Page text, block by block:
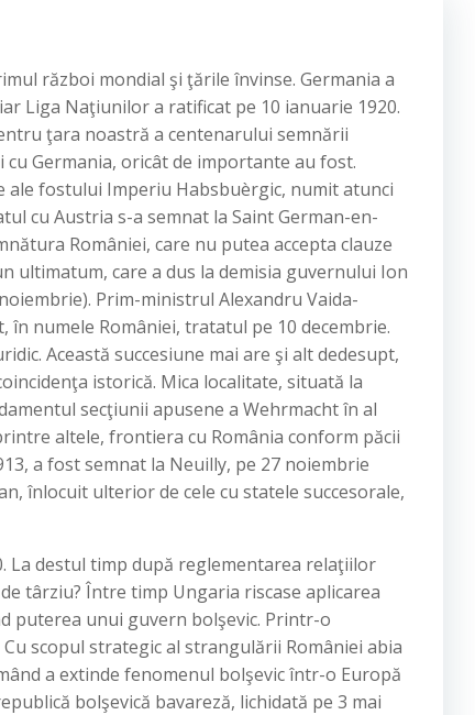
război mondial şi ţările învinse. Germania a
Liga Naţiunilor a ratificat pe 10 ianuarie 1920.
ţara noastră a centenarului semnării
Germania, oricât de importante au fost.
ale fostului Imperiu Habsbuèrgic, numit atunci
cu Austria s-a semnat la Saint German-en-
României, care nu putea accepta clauze
ultimatum, care a dus la demisia guvernului Ion
Prim-ministrul Alexandru Vaida-
numele României, tratatul pe 10 decembrie.
Această succesiune mai are şi alt dedesupt,
istorică. Mica localitate, situată la
secţiunii apusene a Wehrmacht în al
altele, frontiera cu România conform păcii
a fost semnat la Neuilly, pe 27 noiembrie
înlocuit ulterior de cele cu statele succesorale,
La destul timp după reglementarea relaţiilor
târziu? Între timp Ungaria riscase aplicarea
puterea unui guvern bolşevic. Printr-o
scopul strategic al strangulării României abia
a extinde fenomenul bolşevic într-o Europă
bolşevică bavareză, lichidată pe 3 mai